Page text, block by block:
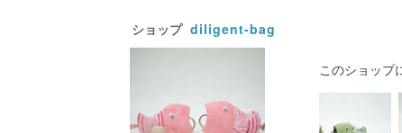
ショップ diligent-bag
このショップ